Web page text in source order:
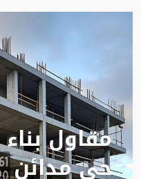
مقاول
حي مدائن